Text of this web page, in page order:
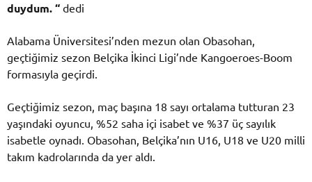
duydum. “ dedi
Alabama Üniversitesi’nden mezun olan Obasohan,
geçtiğimiz sezon Belçika İkinci Ligi’nde Kangoeroes-Boom
formasıyla geçirdi.
Geçtiğimiz sezon, maç başına 18 sayı ortalama tutturan 23
yaşındaki oyuncu, %52 saha içi isabet ve %37 üç sayılık
isabetle oynadı. Obasohan, Belçika’nın U16, U18 ve U20 milli
takım kadrolarında da yer aldı.